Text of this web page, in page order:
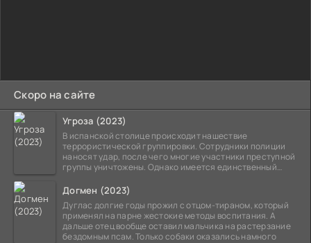
Скоро на сайте
Угроза (2023)
В испанской столице происходит нашествие
террористической группировки. Сотрудники полиции
наносят удар, после чего многие участники преступной
группы уничтожены. Однако имеется единственный
Догмен (2023)
Дуглас долгие годы прожил с отцом-тираном, который
применял на парне жестокие методы воспитания. А
дальше отец вообще оставил мальчика на растерзание
бездомным псам. Только собаки оказались намного